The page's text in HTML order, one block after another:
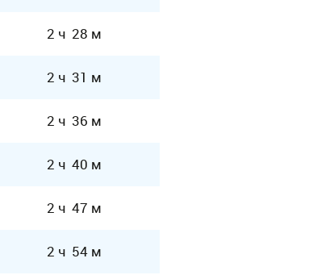
2 ч 28 м
2 ч 31 м
2 ч 36 м
2 ч 40 м
2 ч 47 м
2 ч 54 м